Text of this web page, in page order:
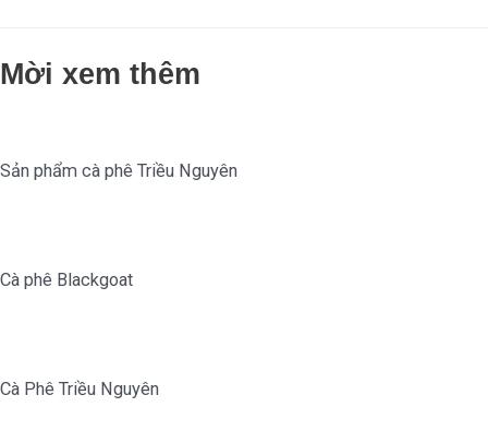
Mời xem thêm
Sản phẩm cà phê Triều Nguyên
Cà phê Blackgoat
Cà Phê Triều Nguyên